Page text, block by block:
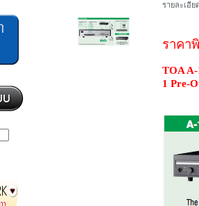
รายละเอีย
ราคา
TOA
1 Pre-